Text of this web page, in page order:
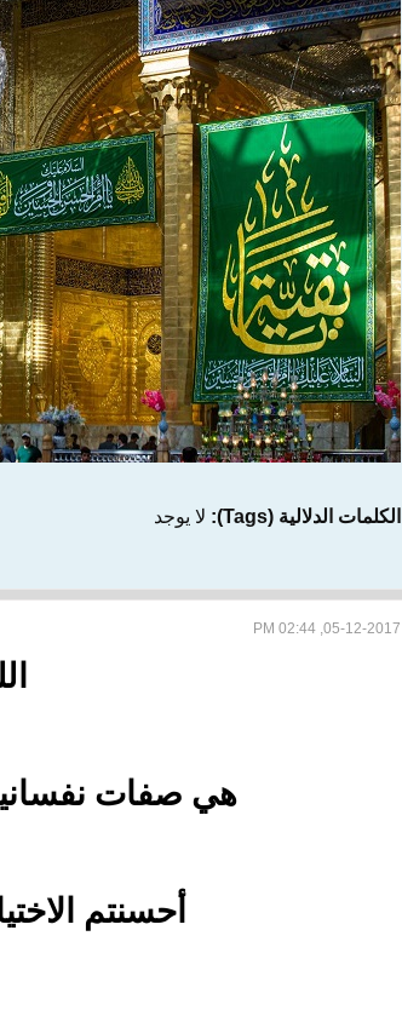
الكلمات الدلالية (Tags): لا يوجد
05-12-2017, 02:44 PM
هي صفات
أحسنتم